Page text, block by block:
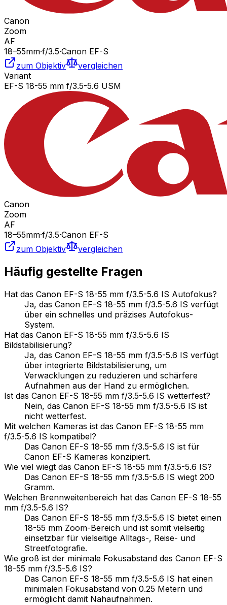
Canon
Zoom
AF
18–55mm·f/3.5·Canon EF-S
zum Objektiv
vergleichen
Variant
EF-S 18-55 mm f/3.5-5.6 USM
Canon
Zoom
AF
18–55mm·f/3.5·Canon EF-S
zum Objektiv
vergleichen
Häufig gestellte Fragen
Hat das Canon EF-S 18-55 mm f/3.5-5.6 IS Autofokus?
Ja, das Canon EF-S 18-55 mm f/3.5-5.6 IS verfügt
über ein schnelles und präzises Autofokus-
System.
Hat das Canon EF-S 18-55 mm f/3.5-5.6 IS
Bildstabilisierung?
Ja, das Canon EF-S 18-55 mm f/3.5-5.6 IS verfügt
über integrierte Bildstabilisierung, um
Verwacklungen zu reduzieren und schärfere
Aufnahmen aus der Hand zu ermöglichen.
Ist das Canon EF-S 18-55 mm f/3.5-5.6 IS wetterfest?
Nein, das Canon EF-S 18-55 mm f/3.5-5.6 IS ist
nicht wetterfest.
Mit welchen Kameras ist das Canon EF-S 18-55 mm
f/3.5-5.6 IS kompatibel?
Das Canon EF-S 18-55 mm f/3.5-5.6 IS ist für
Canon EF-S Kameras konzipiert.
Wie viel wiegt das Canon EF-S 18-55 mm f/3.5-5.6 IS?
Das Canon EF-S 18-55 mm f/3.5-5.6 IS wiegt 200
Gramm.
Welchen Brennweitenbereich hat das Canon EF-S 18-55
mm f/3.5-5.6 IS?
Das Canon EF-S 18-55 mm f/3.5-5.6 IS bietet einen
18-55 mm Zoom-Bereich und ist somit vielseitig
einsetzbar für vielseitige Alltags-, Reise- und
Streetfotografie.
Wie groß ist der minimale Fokusabstand des Canon EF-S
18-55 mm f/3.5-5.6 IS?
Das Canon EF-S 18-55 mm f/3.5-5.6 IS hat einen
minimalen Fokusabstand von 0.25 Metern und
ermöglicht damit Nahaufnahmen.